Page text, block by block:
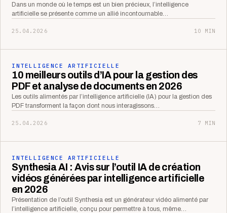
Dans un monde où le temps est un bien précieux, l’intelligence
artificielle se présente comme un allié incontournable…
25.04.2026 10 MIN
INTELLIGENCE ARTIFICIELLE
10 meilleurs outils d’IA pour la gestion des
PDF et analyse de documents en 2026
Les outils alimentés par l’intelligence artificielle (IA) pour la gestion des
PDF transforment la façon dont nous interagissons…
25.04.2026 7 MIN
INTELLIGENCE ARTIFICIELLE
Synthesia AI : Avis sur l’outil IA de création
vidéos générées par intelligence artificielle
en 2026
Présentation de l’outil Synthesia est un générateur vidéo alimenté par
l’intelligence artificielle, conçu pour permettre à tous, même…